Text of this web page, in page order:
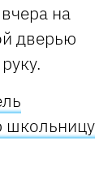
на
дверью
школьницу